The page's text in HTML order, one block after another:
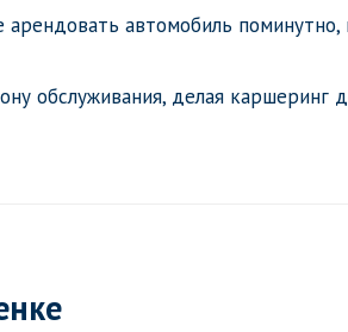
автомобиль поминутно,
обслуживания, делая каршеринг